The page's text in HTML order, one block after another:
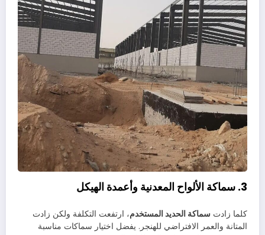
3. سماكة الألواح المعدنية وأعمدة الهيكل
كلما زادت سماكة الحديد المستخدم، ارتفعت التكلفة ولكن زادت
المتانة والعمر الافتراضي للهنجر. يفضل اختيار سماكات مناسبة